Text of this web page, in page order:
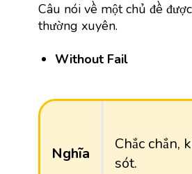
Câu nói về một chủ đề
thường xuyên.
Without Fail
Nghĩa
Chắc chắn,
sót.